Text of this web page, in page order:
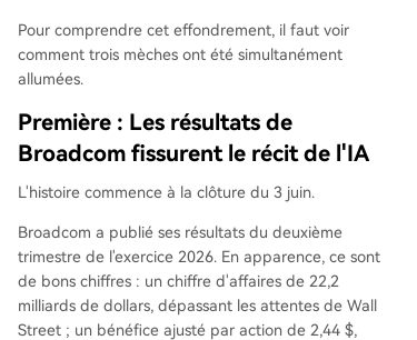
Pour comprendre cet effondrement, il faut voir
comment trois mèches ont été simultanément
allumées.
Première : Les résultats de
Broadcom fissurent le récit de l'IA
L'histoire commence à la clôture du 3 juin.
Broadcom a publié ses résultats du deuxième
trimestre de l'exercice 2026. En apparence, ce sont
de bons chiffres : un chiffre d'affaires de 22,2
milliards de dollars, dépassant les attentes de Wall
Street ; un bénéfice ajusté par action de 2,44 $,